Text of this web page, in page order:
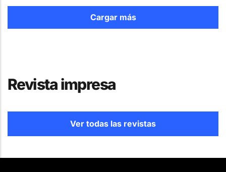
Cargar más
Revista impresa
Ver todas las revistas